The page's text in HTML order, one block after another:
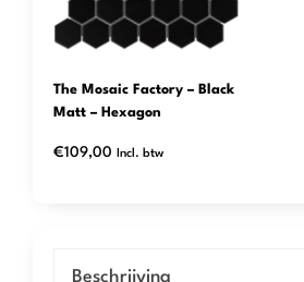
The Mosaic Factory – Black
Matt – Hexagon
€109,00 Incl. btw
Beschrijving